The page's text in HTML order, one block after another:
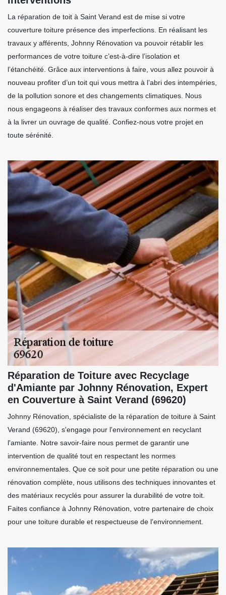
La réparation de toit à Saint Verand est de mise si votre
couverture toiture présence des imperfections. En réalisant les
travaux y afférents, Johnny Rénovation va pouvoir rétablir les
performances de votre toiture c’est-à-dire l’isolation et
l’étanchéité. Grâce aux interventions à faire, vous allez pouvoir à
nouveau profiter d’un toit qui vous mettra à l’abri des intempéries,
de la pollution sonore et des changements climatiques. Nous
nous engageons à réaliser des travaux conformes aux normes et
à la livrer un ouvrage de qualité. Confiez-nous votre projet en
toute sérénité.
Réparation de Toiture avec Recyclage
d'Amiante par Johnny Rénovation, Expert
en Couverture à Saint Verand (69620)
Johnny Rénovation, spécialiste de la réparation de toiture à Saint
Verand (69620), s'engage pour l'environnement en recyclant
l'amiante. Notre savoir-faire nous permet de garantir une
intervention de qualité tout en respectant les normes
environnementales. Que ce soit pour une petite réparation ou une
rénovation complète, nous utilisons des techniques innovantes et
des matériaux recyclés pour assurer la durabilité de votre toit.
Faites confiance à Johnny Rénovation, votre partenaire de choix
pour une toiture durable et respectueuse de l'environnement.